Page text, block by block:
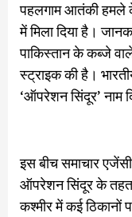
पहलगाम आतंकी हमले
में मिला दिया है।
पाकिस्तान के कब्जे
स्ट्राइक की है।
‘ऑपरेशन सिंदूर’ नाम
इस बीच समाचार
ऑपरेशन सिंदूर के तहत
कश्मीर में कई ठिकानों